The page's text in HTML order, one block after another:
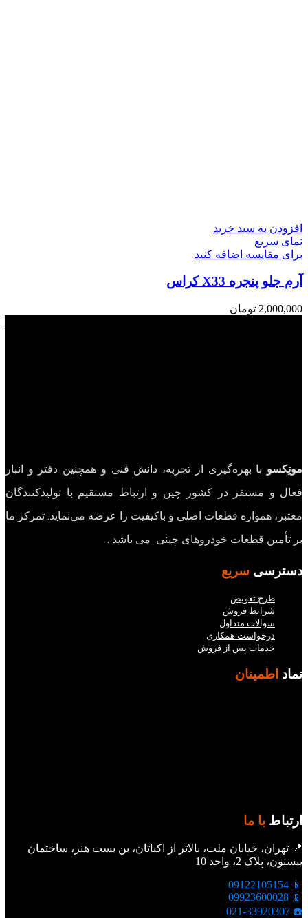
افزودن به سبد خرید
نمای سریع
برای مقایسه اضافه کنید
آرم جلو پنجره X33 کراس
2,000,000 تومان
موتِکسو با بهره‌گیری از تجربه، دانش فنی و همچنین دفتر و انبار
فعال و مستقر در کشور چین و ارتباط مستقیم با تولیدکنندگان
معتبر، همواره قطعات اصلی و باکیفیت را عرضه می‌نماید. تمرکز ما
بر تأمین قطعات خودروهای چینی می باشد .
دسترسی سریع
طرح تعویض
شرایط فروش
سوالات متداول
درخواست همکاری
خدمات پس از فروش
نماد اطمینان
ارتباط با ما
📍 تهران، خیابان ملت، بالاتر از اکباتان، بن بست هنر، ساختمان
بیستون، پلاک 2، واحد 10
📱 09122105154
📱 09923600028
☎️ 021-33920307